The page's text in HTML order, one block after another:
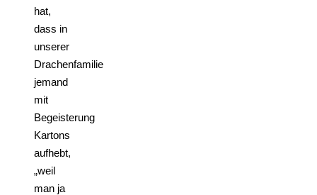
hat,
dass in
unserer
Drachenfamilie
jemand
mit
Begeisterung
Kartons
aufhebt,
„weil
man ja